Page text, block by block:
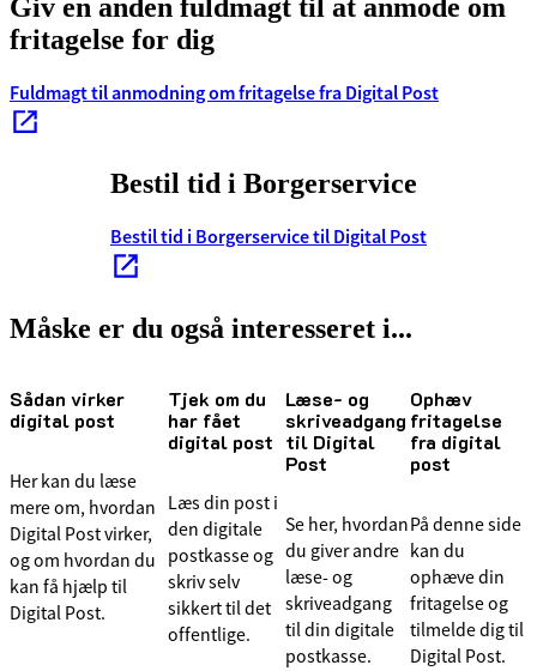
Giv en anden fuldmagt til at anmode om
fritagelse for dig
Fuldmagt til anmodning om fritagelse fra Digital Post
Bestil tid i Borgerservice
Bestil tid i Borgerservice til Digital Post
Måske er du også interesseret i...
Sådan virker
digital post
Her kan du læse
mere om, hvordan
Digital Post virker,
og om hvordan du
kan få hjælp til
Digital Post.
Tjek om du
har fået
digital post
Læs din post i
den digitale
postkasse og
skriv selv
sikkert til det
offentlige.
Læse- og
skriveadgang
til Digital
Post
Se her, hvordan
du giver andre
læse- og
skriveadgang
til din digitale
postkasse.
Ophæv
fritagelse
fra digital
post
På denne side
kan du
ophæve din
fritagelse og
tilmelde dig til
Digital Post.